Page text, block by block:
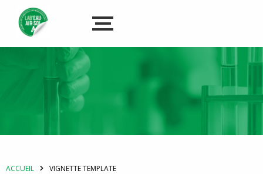
ACCUEIL VIGNETTE TEMPLATE